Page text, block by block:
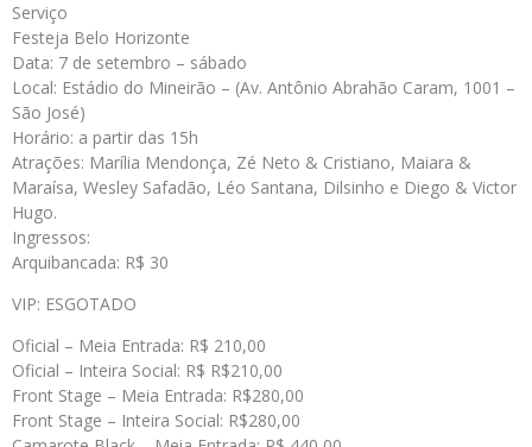
Serviço
Festeja Belo Horizonte
Data: 7 de setembro – sábado
Local: Estádio do Mineirão – (Av. Antônio Abrahão Caram, 1001 –
São José)
Horário: a partir das 15h
Atrações: Marília Mendonça, Zé Neto & Cristiano, Maiara &
Maraísa, Wesley Safadão, Léo Santana, Dilsinho e Diego & Victor
Hugo.
Ingressos:
Arquibancada: R$ 30
VIP: ESGOTADO
Oficial – Meia Entrada: R$ 210,00
Oficial – Inteira Social: R$ R$210,00
Front Stage – Meia Entrada: R$280,00
Front Stage – Inteira Social: R$280,00